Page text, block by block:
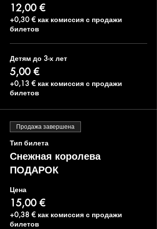
12,00 €
+0,30 € как комиссия с продажи
билетов
Детям до 3-х лет
5,00 €
+0,13 € как комиссия с продажи
билетов
Продажа завершена
Тип билета
Снежная королева
ПОДАРОК
Цена
15,00 €
+0,38 € как комиссия с продажи
билетов